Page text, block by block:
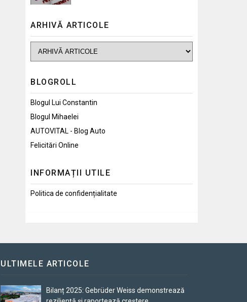
ARHIVĂ ARTICOLE
BLOGROLL
Blogul Lui Constantin
Blogul Mihaelei
AUTOVITAL - Blog Auto
Felicitări Online
INFORMAȚII UTILE
Politica de confidențialitate
ULTIMELE ARTICOLE
Bilanț 2025: Gebrüder Weiss demonstrează